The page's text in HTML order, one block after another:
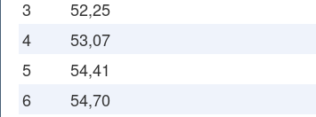
3 52,25
4
53,07
5
54,41
6
54,70